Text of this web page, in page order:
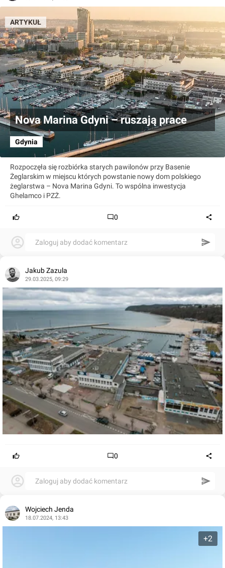
Nova Marina Gdyni – ruszają prace
Gdynia
ARTYKUŁ
Rozpoczęła się rozbiórka starych pawilonów przy Basenie
Żeglarskim w miejscu których powstanie nowy dom polskiego
żeglarstwa – Nova Marina Gdyni. To wspólna inwestycja
Ghelamco i PZŻ.
0
Zaloguj aby dodać komentarz
Jakub Zazula
29.03.2025, 09:29
0
Zaloguj aby dodać komentarz
Wojciech Jenda
18.07.2024, 13:43
+2